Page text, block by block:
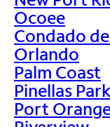
Ocoee
Condado
Orlando
Palm Coast
Pinellas Park
Port